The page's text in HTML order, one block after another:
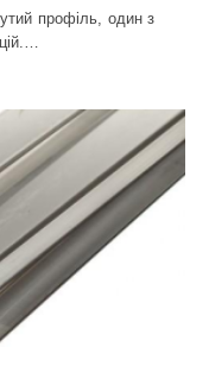
профіль, один з